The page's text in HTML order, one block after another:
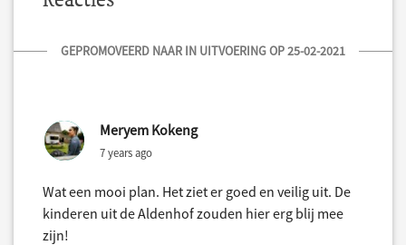
GEPROMOVEERD NAAR IN UITVOERING OP 25-02-2021
Meryem Kokeng
7 years ago
Wat een mooi plan. Het ziet er goed en veilig uit. De
kinderen uit de Aldenhof zouden hier erg blij mee
zijn!